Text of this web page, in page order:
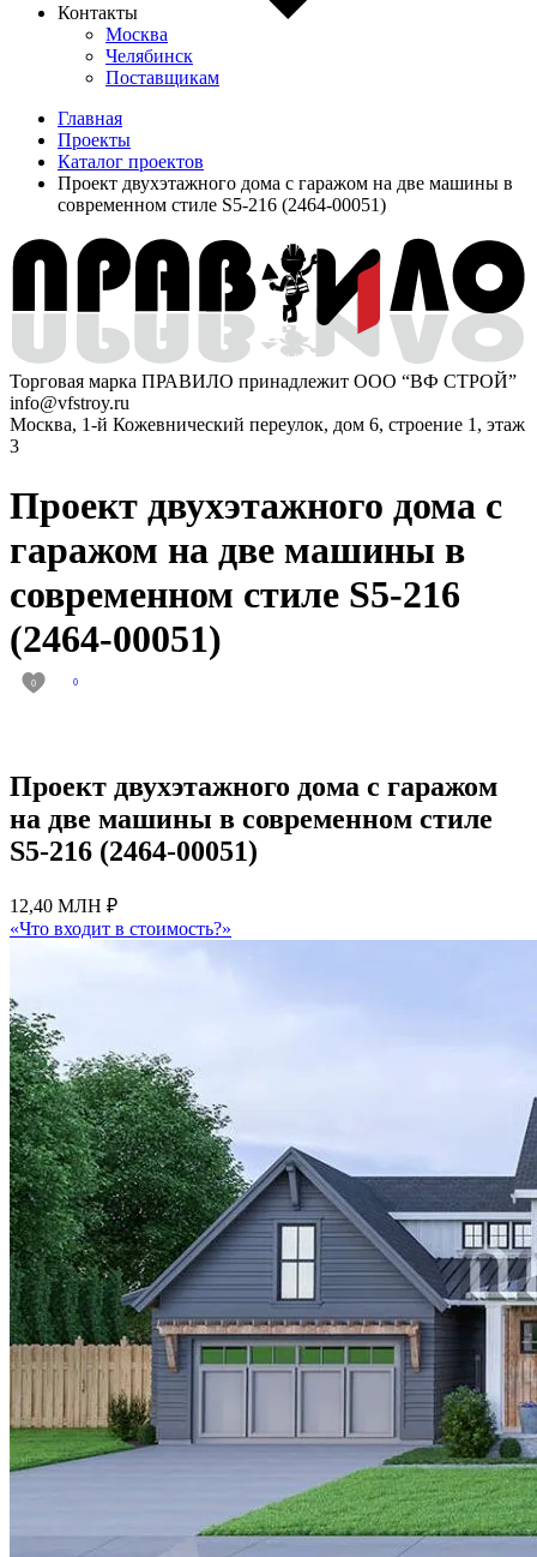
Контакты
Москва
Челябинск
Поставщикам
Главная
Проекты
Каталог проектов
Проект двухэтажного дома с гаражом на две машины в
современном стиле S5-216 (2464-00051)
Торговая марка ПРАВИЛО принадлежит ООО “ВФ СТРОЙ”
info@vfstroy.ru
Москва, 1-й Кожевнический переулок, дом 6, строение 1, этаж
3
Проект двухэтажного дома с
гаражом на две машины в
современном стиле S5-216
(2464-00051)
0 0
Проект двухэтажного дома с гаражом
на две машины в современном стиле
S5-216 (2464-00051)
12,40 МЛН ₽
«Что входит в стоимость?»